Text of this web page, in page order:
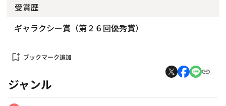
受賞歴
ギャラクシー賞（第２６回優秀賞）
bookmark_add ブックマーク追加
ジャンル